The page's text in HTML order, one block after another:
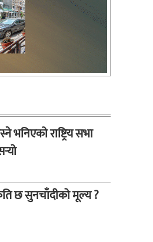
राष्ट्रिय सभा
छ सुनचाँदीको मूल्य ?